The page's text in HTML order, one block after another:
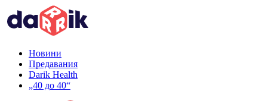
Новини
Предавания
Darik Health
„40 до 40“